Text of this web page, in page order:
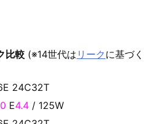
比較 (※14世代は リーク に基づ
24C32T
E4.4 / 125W